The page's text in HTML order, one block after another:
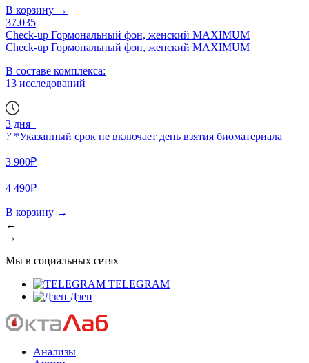
В корзину →
37.035
Check-up Гормональный фон, женский MAXIMUM
Check-up Гормональный фон, женский MAXIMUM
В составе комплекса:
13 исследований
3 дня
? *Указанный срок не включает день взятия биоматериала
3 900₽
4 490₽
В корзину →
←
→
Мы в социальных сетях
TELEGRAM
Дзен
Анализы